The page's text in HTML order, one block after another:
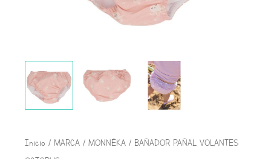
Inicio / MARCA/ MONNËKA/ BAÑADOR PAÑAL VOLANTES
BAÑADOR